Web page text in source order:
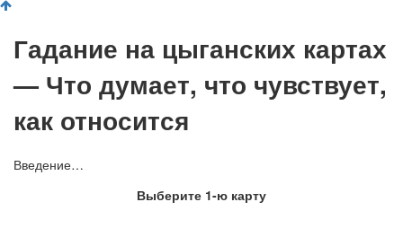
Гадание на цыганских картах
— Что думает, что чувствует,
как относится
Введение…
Выберите 1-ю карту